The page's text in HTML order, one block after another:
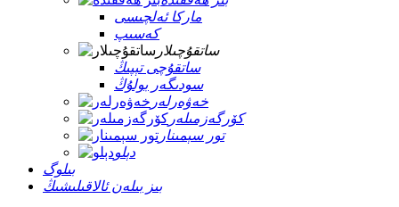
ماركا ئەلچىسى
كەسىپ
ساتقۇچىلار
ساتقۇچى تېپىڭ
سودىگەر بولۇڭ
خەۋەرلەر
كۆرگەزمىلەر
تور سېمىنار
دېلو
بىلوگ
بىز بىلەن ئالاقىلىشىڭ